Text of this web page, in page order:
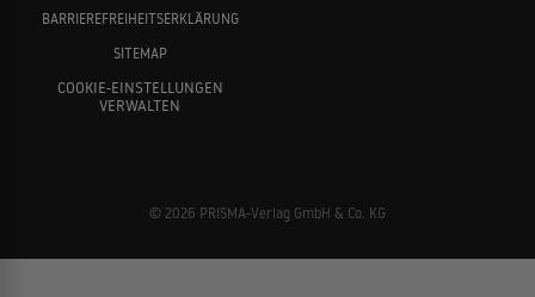
BARRIEREFREIHEITSERKLÄRUNG
SITEMAP
COOKIE-EINSTELLUNGEN
VERWALTEN
© 2026 PRISMA-Verlag GmbH & Co. KG